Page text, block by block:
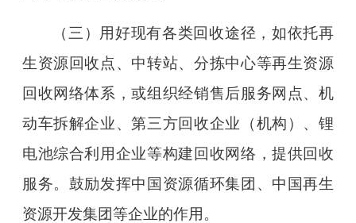
（三）用好现有各类回收途径，如依托再
生资源回收点、中转站、分拣中心等再生资源
回收网络体系，或组织经销售后服务网点、机
动车拆解企业、第三方回收企业（机构）、锂
电池综合利用企业等构建回收网络，提供回收
服务。鼓励发挥中国资源循环集团、中国再生
资源开发集团等企业的作用。